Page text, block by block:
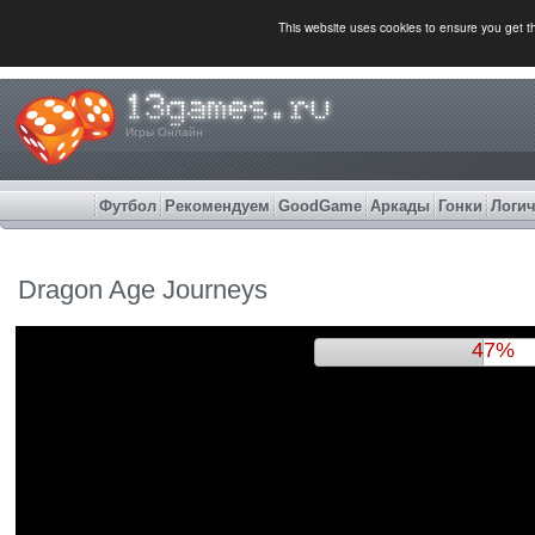
This website uses cookies to ensure you get
Игры Онлайн
Футбол Рекомендуем GoodGame Аркады Гонки
Dragon Age Journeys
51%